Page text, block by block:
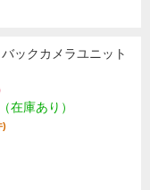
ックカメラユニット
在庫あり）
)